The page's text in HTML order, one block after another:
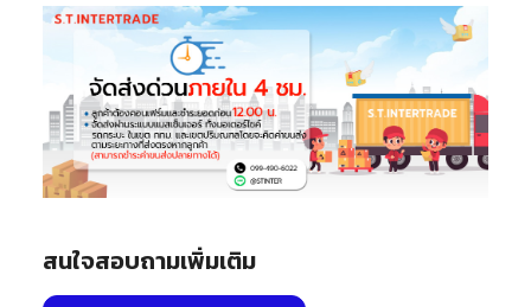
สนใจสอบถามเพิ่มเติม